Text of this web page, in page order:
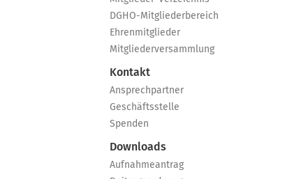
DGHO-Mitgliederbereich
Ehrenmitglieder
Mitgliederversammlung
Kontakt
Ansprechpartner
Geschäftsstelle
Spenden
Downloads
Aufnahmeantrag